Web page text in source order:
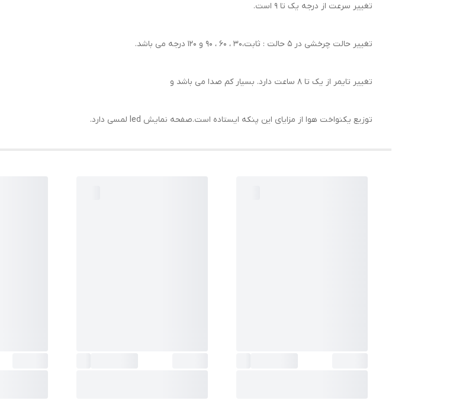
تغییر سرعت از درجه یک تا ۹ است.
تغییر حالت چرخشی در ۵ حالت : ثابت،۳۰ ، ۶۰ ، ۹۰ و ۱۲۰ درجه می باشد.
تغییر تایمر از یک تا ۸ ساعت دارد. بسیار کم صدا می باشد و
توزیع یکنواخت هوا از مزایای این پنکه ایستاده است.صفحه نمایش led لمسی دارد.